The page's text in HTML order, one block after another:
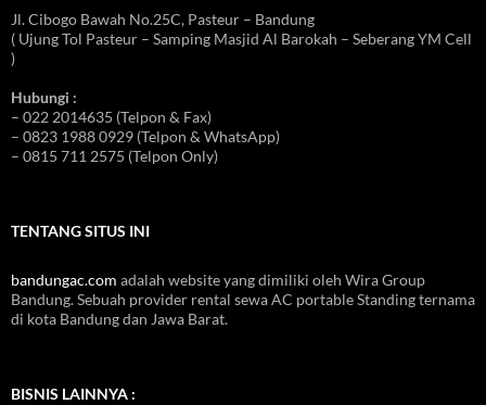
Jl. Cibogo Bawah No.25C, Pasteur – Bandung
( Ujung Tol Pasteur – Samping Masjid Al Barokah – Seberang YM Cell
)
Hubungi :
– 022 2014635 (Telpon & Fax)
– 0823 1988 0929 (Telpon & WhatsApp)
– 0815 711 2575 (Telpon Only)
TENTANG SITUS INI
bandungac.com adalah website yang dimiliki oleh Wira Group
Bandung. Sebuah provider rental sewa AC portable Standing ternama
di kota Bandung dan Jawa Barat.
BISNIS LAINNYA :